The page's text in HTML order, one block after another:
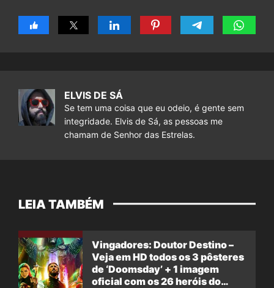
ELVIS DE SÁ
Se tem uma coisa que eu odeio, é gente sem
integridade. Elvis de Sá, as pessoas me
chamam de Senhor das Estrelas.
LEIA TAMBÉM
Vingadores: Doutor Destino –
Veja em HD todos os 3 pôsteres
de ‘Doomsday’ + 1 imagem
oficial com os 26 heróis do